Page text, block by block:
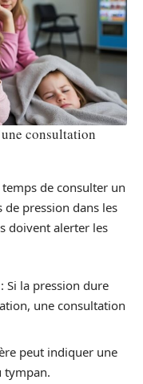
consultation
de consulter un
de pression dans les
doivent alerter les
: Si la pression dure
une consultation
peut indiquer une
tympan.